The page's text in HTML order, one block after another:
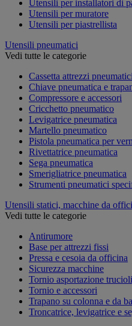
Utensili per installatori di
Utensili per muratore
Utensili per piastrellista
Utensili pneumatici
Vedi tutte le categorie
Cassetta attrezzi pneumatici
Chiave pneumatica e
Compressore e accessori
Cricchetto pneumatico
Levigatrice pneumatica
Martello pneumatico
Pistola pneumatica per
Rivettatrice pneumatica
Sega pneumatica
Smerigliatrice pneumatica
Strumenti pneumatici
Utensili statici, macchine da
Vedi tutte le categorie
Antirumore
Base per attrezzi fissi
Pressa e cesoia da officina
Sicurezza macchine
Tornio asportazione trucioli
Tornio e accessori
Trapano su colonna e da
Troncatrice, levigatrice e